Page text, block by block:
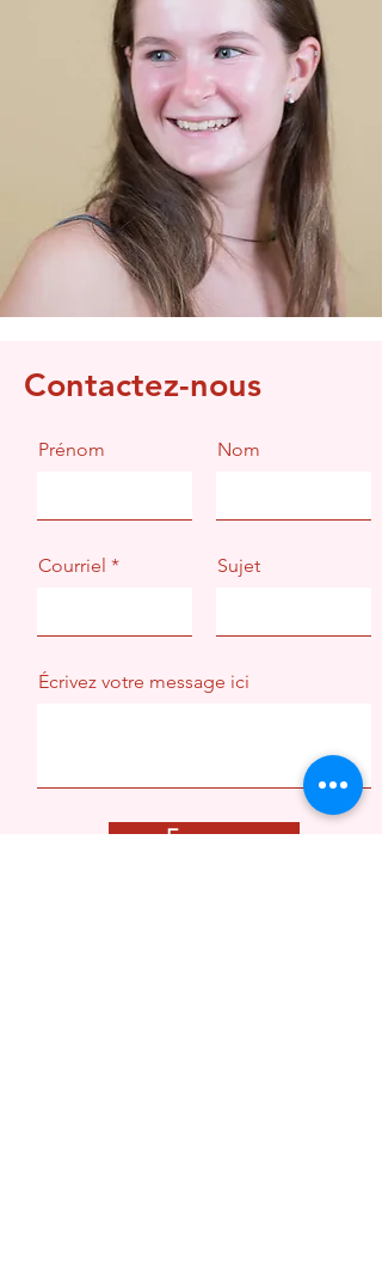
Contactez-nous
Prénom Nom
Courriel Sujet
Écrivez votre message ici
Envoyer